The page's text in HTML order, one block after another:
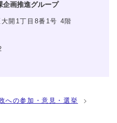
企画推進グループ
開1丁目8番1号 4階
への参加・意見・選挙